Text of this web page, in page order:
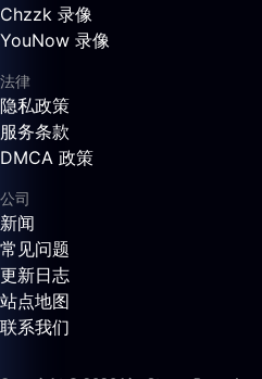
Chzzk 录像
YouNow 录像
法律
隐私政策
服务条款
DMCA 政策
公司
新闻
常见问题
更新日志
站点地图
联系我们